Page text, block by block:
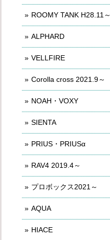
ROOMY TANK H28.11～
ALPHARD
VELLFIRE
Corolla cross 2021.9～
NOAH・VOXY
SIENTA
PRIUS・PRIUSα
RAV4 2019.4～
プロボックス2021～
AQUA
HIACE